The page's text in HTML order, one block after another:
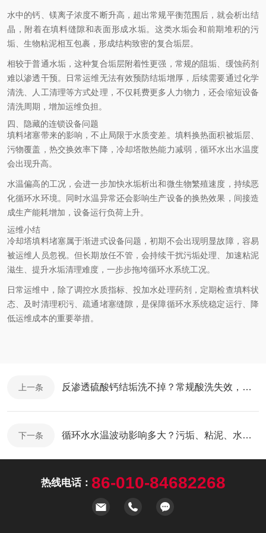
水中的钙、镁离子浓度不断升高，超出常规平衡范围后，就会析出结
晶，附着在填料缝隙和表面形成水垢。这类水垢会和前期堆积的污
垢、生物粘泥相互包裹，形成结构致密的复合垢层。
相较于普通水垢，这种复合垢层附着性更强，常规的阻垢、缓蚀药剂
难以渗透干预。日常运维无法有效预防结垢增厚，后续需要通过化学
清洗、人工清理等方式处理，不仅耗费更多人力物力，还会缩短设备
清洗周期，增加运维负担。
四、隐藏的连锁设备问题
填料堵塞带来的影响，不止局限于水质变差。填料换热面积被垢层、
污物覆盖，热交换效率下降，冷却塔散热能力减弱，循环水出水温度
会出现升高。
水温偏高的工况，会进一步加快水垢析出和微生物繁殖速度，持续恶
化循环水环境。同时水温异常还会影响生产设备的换热效果，间接造
成生产能耗增加，设备运行负荷上升。
运维小结
冷却塔填料堵塞属于渐进式设备问题，初期不会出现明显故障，容易
被运维人员忽视。但长期放任不管，会持续干扰污垢处理、加速粘泥
滋生、提升水垢清理难度，一步步拖垮循环水系统工况。
日常运维中，除了调控水质指标、投加水处理药剂，定期检查填料状
态、及时清理积污、疏通堵塞缝隙，是保障循环水系统稳定运行、降
低运维成本的重要举措。
上一条 反渗透硫酸钙结垢洗不掉？常规酸洗失效，这套药剂搭配方案够用
下一条 循环水水温波动影响多大？污垢、粘泥、水垢问题根源都在这
热线电话： 86-010-84682268